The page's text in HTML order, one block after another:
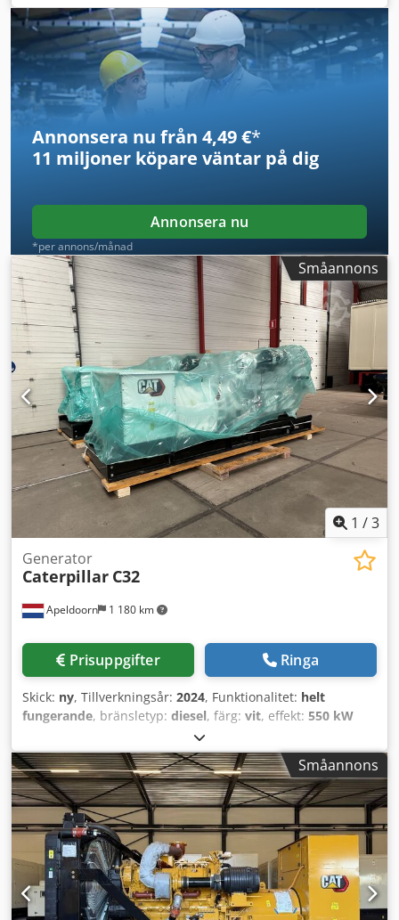
Generator effekt: 1 250 kVA Transportmått (L x B x H): 20 ft
HC container Vänligen kontakta försäljningsavdelningen
för mer information. Över 85 års försäljningserfarenhet i
Nederländerna. Ett expertteam som söker individuella
lösningar utifrån dina behov. 1 000 timmar eller 1 års
garanti: optimal säkerhet. Tillgängliga dygnet runt, sju
lager, direkt leverans möjlig.
Annonsera nu från 4,49 €*
11 miljoner köpare väntar på dig
Annonsera nu
*per annons/månad
Småannons
1 /3
Apeldoorn 1 180 km
Generator
Caterpillar C32
Prisuppgifter Ringa
Skick: ny, Tillverkningsår: 2024, Funktionalitet: helt
fungerande, bränsletyp: diesel, färg: vit, effekt: 550 kW
, utgångsspänning:
Hz, typ av utgångsström:trefas, nominell effekt:550 kW
(747,79 hk), motortillverkare:Caterpillar, typ av kylning:
vatten, 3x Lloyds-godkänd marin generatorsats, helt ny.
Alla nödvändiga Lloyds-papper finns tillgängliga för
klassregistrering. Cat C32 generatorset / 550eKW / 690 volt
/ IMO II Dkjdpfx Asx Ec D Tecqsr
Småannons